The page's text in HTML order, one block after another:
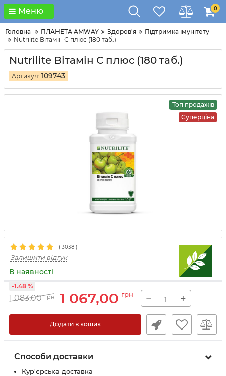
Меню 0
Головна ПЛАНЕТА AMWAY Здоров'я
Підтримка імунітету
Nutrilite Вітамін С плюс (180 таб.)
Nutrilite Вітамін С плюс (180 таб.)
Артикул: 109743
Топ продажів
Суперціна
( 3038 )
Залишити відгук
В наявності
1 083,00 грн 1 067,00 грн
-1.48 %
− +
Додати в кошик
Способи доставки
Кур'єрська доставка